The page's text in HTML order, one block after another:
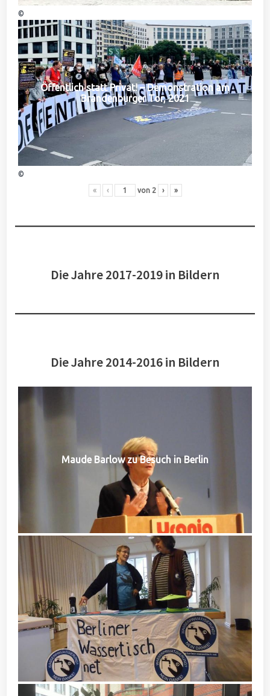
©
Öffentlich statt Privat! – Demonstration am
Brandenburger Tor, 2021
©
« ‹ von 2 › »
Die Jahre 2017-2019 in Bildern
Die Jahre 2014-2016 in Bildern
Maude Barlow zu Besuch in Berlin